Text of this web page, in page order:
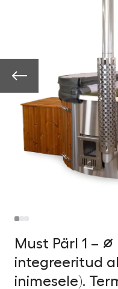
Must Pärl 1 –
integreeritud
inimesele).